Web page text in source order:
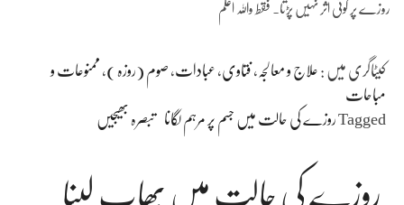
روزے پر کوئی اثر نہیں پڑتا۔ فقط واللہ اعلم
کیٹاگری میں : علاج و معالجہ ، فتاوی، عبادات، صوم (روزہ )، ممنوعات و
مباحات
Taggedروزے کی حالت میں جسم پر مرہم لگانا تبصرہ بھیجیں
روزے کی حالت میں بھاپ لینا